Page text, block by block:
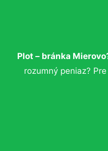
Plot – bránka
rozumný peniaz?